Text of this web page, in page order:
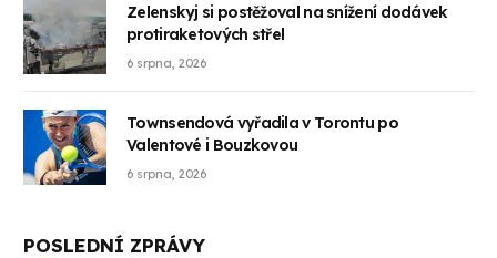
Zelenskyj si postěžoval na snížení dodávek
protiraketových střel
6 srpna, 2026
Townsendová vyřadila v Torontu po
Valentové i Bouzkovou
6 srpna, 2026
POSLEDNÍ ZPRÁVY